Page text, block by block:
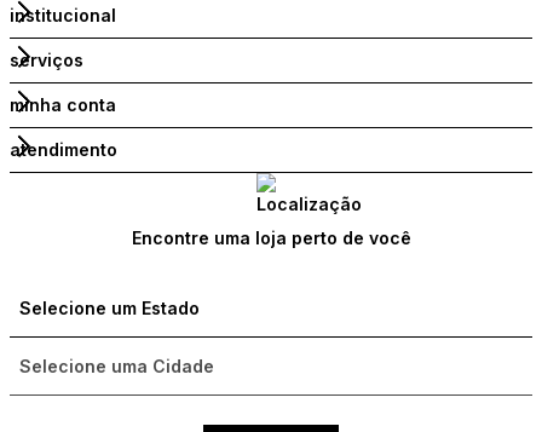
institucional
serviços
minha conta
atendimento
Encontre uma loja perto de você